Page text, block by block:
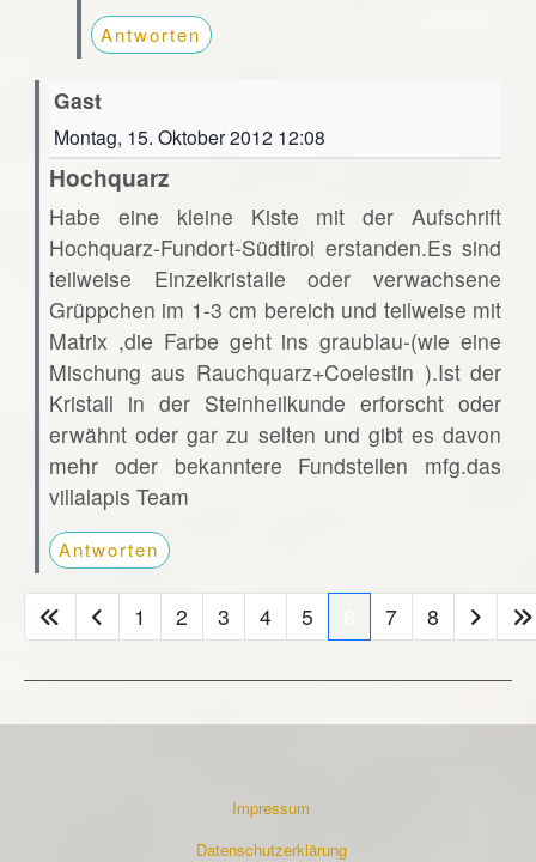
Antworten
Gast
Montag, 15. Oktober 2012 12:08
Hochquarz
Habe eine kleine Kiste mit der Aufschrift
Hochquarz-Fundort-Südtirol erstanden.Es sind
teilweise Einzelkristalle oder verwachsene
Grüppchen im 1-3 cm bereich und teilweise mit
Matrix ,die Farbe geht ins graublau-(wie eine
Mischung aus Rauchquarz+Coelestin ).Ist der
Kristall in der Steinheilkunde erforscht oder
erwähnt oder gar zu selten und gibt es davon
mehr oder bekanntere Fundstellen mfg.das
villalapis Team
Antworten
1 2 3 4 5 7 8
Impressum
Datenschutzerklärung